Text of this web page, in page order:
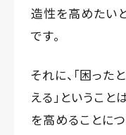
造性を高めたい
です。
それに、「困っ
える」というこ
を高めることに